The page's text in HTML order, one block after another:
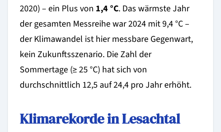
2020) – ein Plus von 1,4 °C. Das wärmste Jahr
der gesamten Messreihe war 2024 mit 9,4 °C –
der Klimawandel ist hier messbare Gegenwart,
kein Zukunftsszenario. Die Zahl der
Sommertage (≥ 25 °C) hat sich von
durchschnittlich 12,5 auf 24,4 pro Jahr erhöht.
Klimarekorde in Lesachtal